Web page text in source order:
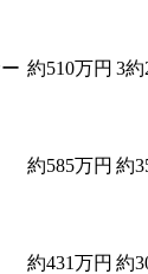
約510万円 3約
約585万円 約
約431万円 約